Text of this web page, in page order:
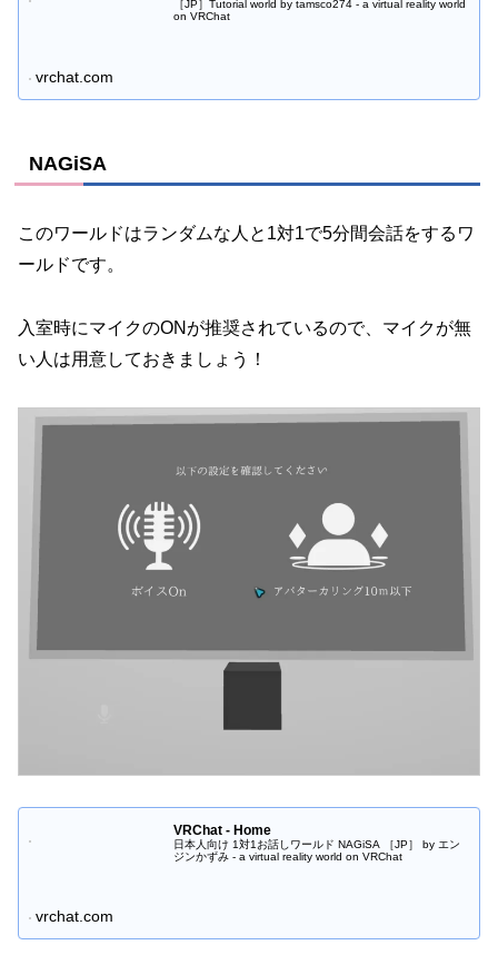
［JP］Tutorial world by tamsco274 - a virtual reality world
on VRChat
vrchat.com
NAGiSA
このワールドはランダムな人と1対1で5分間会話をするワ
ールドです。
入室時にマイクのONが推奨されているので、マイクが無
い人は用意しておきましょう！
VRChat - Home
日本人向け 1対1お話しワールド NAGiSA ［JP］ by エン
ジンかずみ - a virtual reality world on VRChat
vrchat.com